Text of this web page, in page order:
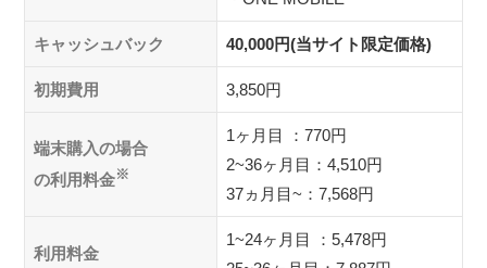
キャッシュバック 40,000円(当サイト限定価格)
初期費用 3,850円
端末購入の場合
の利用料金※
1ヶ月目 ：770円
2~36ヶ月目：4,510円
37ヵ月目~：7,568円
利用料金
1~24ヶ月目 ：5,478円